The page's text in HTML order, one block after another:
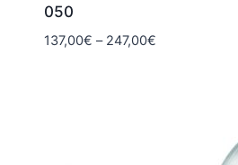
050
137,00€ – 247,00€Hintaluokka: